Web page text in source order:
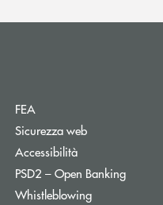
FEA
Sicurezza web
Accessibilità
PSD2 – Open BankingApre
Whistleblowing